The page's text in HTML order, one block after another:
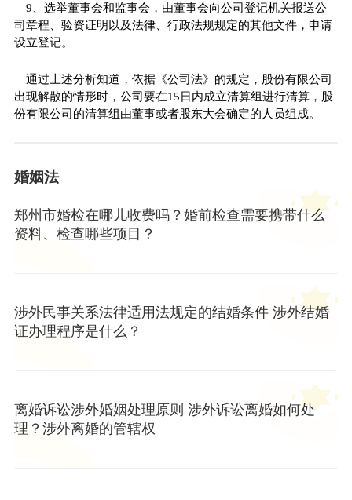
9、选举董事会和监事会，由董事会向公司登记机关报送公
司章程、验资证明以及法律、行政法规规定的其他文件，申请
设立登记。
通过上述分析知道，依据《公司法》的规定，股份有限公司
出现解散的情形时，公司要在15日内成立清算组进行清算，股
份有限公司的清算组由董事或者股东大会确定的人员组成。
婚姻法
郑州市婚检在哪儿收费吗？婚前检查需要携带什么
资料、检查哪些项目？
涉外民事关系法律适用法规定的结婚条件 涉外结婚
证办理程序是什么？
离婚诉讼涉外婚姻处理原则 涉外诉讼离婚如何处
理？涉外离婚的管辖权